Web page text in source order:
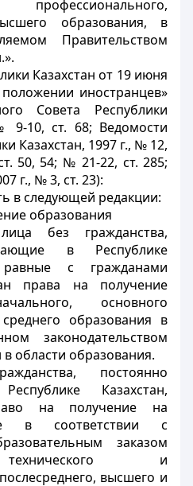
образования, в
Правительством
Казахстан от 19 июня
иностранцев»
Совета Республики
9-10, ст. 68; Ведомости
Казахстан, 1997 г., № 12,
50, 54; № 21-22, ст. 285;
г., № 3, ст. 23):
в следующей редакции:
образования
без гражданства,
в Республике
с гражданами
права на получение
основного
образования в
законодательством
в области образования.
постоянно
Казахстан,
на получение на
в соответствии с
заказом
и
высшего и